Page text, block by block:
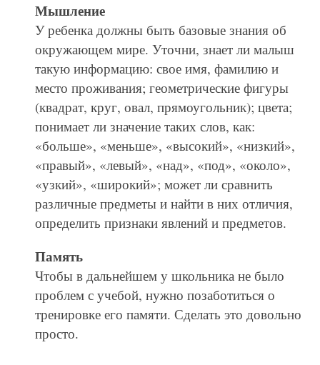
Мышление
У ребенка должны быть базовые знания об
окружающем мире. Уточни, знает ли малыш
такую информацию: свое имя, фамилию и
место проживания; геометрические фигуры
(квадрат, круг, овал, прямоугольник); цвета;
понимает ли значение таких слов, как:
«больше», «меньше», «высокий», «низкий»,
«правый», «левый», «над», «под», «около»,
«узкий», «широкий»; может ли сравнить
различные предметы и найти в них отличия,
определить признаки явлений и предметов.
Память
Чтобы в дальнейшем у школьника не было
проблем с учебой, нужно позаботиться о
тренировке его памяти. Сделать это довольно
просто.